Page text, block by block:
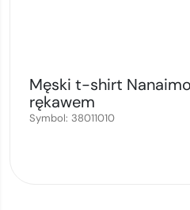
Męski t-shirt
rękawem
Symbol: 38011010